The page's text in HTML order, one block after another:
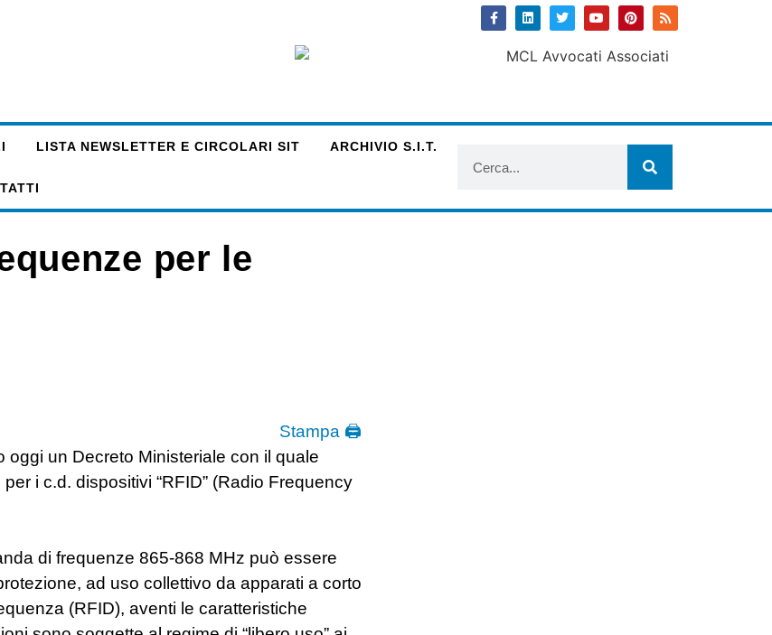
LISTA NEWSLETTER E CIRCOLARI SIT ARCHIVIO S.I.T.
per le
Stampa 🖨
un Decreto Ministeriale con il quale
i c.d. dispositivi “RFID” (Radio Frequency
di frequenze 865-868 MHz può essere
ad uso collettivo da apparati a corto
(RFID), aventi le caratteristiche